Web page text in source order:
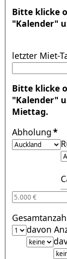
Bitte klicke
"Kalender"
letzter Miet-
Bitte klicke
"Kalender"
Miettag.
Abholung*
davon